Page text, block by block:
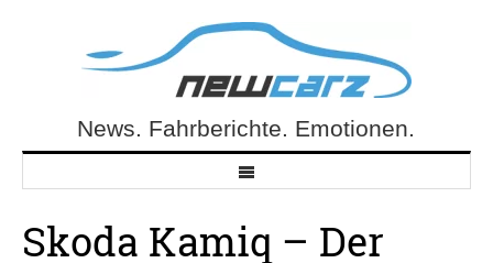
NewCarz.deNews. Fahrberichte. Emotionen.
Skoda Kamiq – Der